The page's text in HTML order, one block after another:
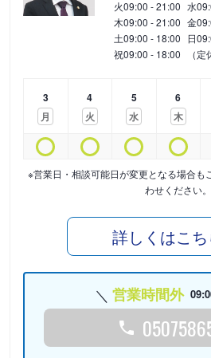
火09:00 - 21:00 水
木09:00 - 21:00 金
土09:00 - 18:00 日
祝09:00 - 18:00 （
3
月
4
火
5
水
6
木
※営業日・相談可能日が変更となる場合も
わせください。
詳しくはこち
営業時間外